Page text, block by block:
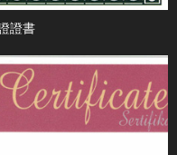
證書